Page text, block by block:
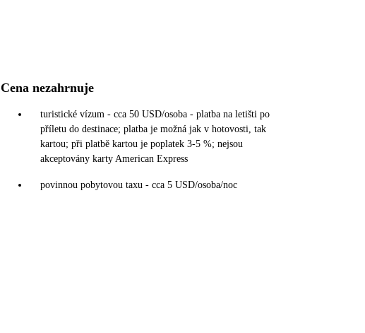
Cena nezahrnuje
turistické vízum - cca 50 USD/osoba - platba na letišti po
příletu do destinace; platba je možná jak v hotovosti, tak
kartou; při platbě kartou je poplatek 3-5 %; nejsou
akceptovány karty American Express
povinnou pobytovou taxu - cca 5 USD/osoba/noc